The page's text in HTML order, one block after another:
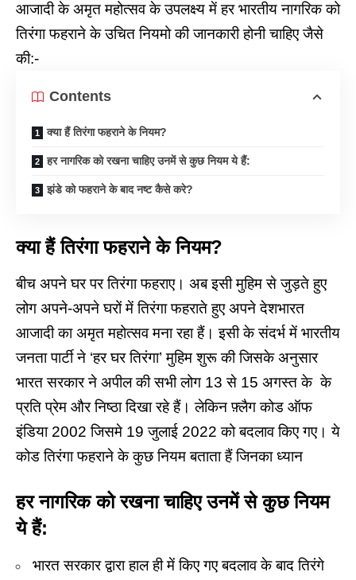
आजादी के अमृत महोत्सव के उपलक्ष्य में हर भारतीय नागरिक को
तिरंगा फहराने के उचित नियमो की जानकारी होनी चाहिए जैसे
की:-
Contents
क्या हैं तिरंगा फहराने के नियम?
हर नागरिक को रखना चाहिए उनमें से कुछ नियम ये हैं:
झंडे को फहराने के बाद नष्ट कैसे करे?
क्या हैं तिरंगा फहराने के नियम?
बीच अपने घर पर तिरंगा फहराए। अब इसी मुहिम से जुड़ते हुए
लोग अपने-अपने घरों में तिरंगा फहराते हुए अपने देशभारत
आजादी का अमृत महोत्सव मना रहा हैं। इसी के संदर्भ में भारतीय
जनता पार्टी ने ‘हर घर तिरंगा’ मुहिम शुरू की जिसके अनुसार
भारत सरकार ने अपील की सभी लोग 13 से 15 अगस्त के के
प्रति प्रेम और निष्ठा दिखा रहे हैं। लेकिन फ़्लैग कोड ऑफ
इंडिया 2002 जिसमे 19 जुलाई 2022 को बदलाव किए गए। ये
कोड तिरंगा फहराने के कुछ नियम बताता हैं जिनका ध्यान
हर नागरिक को रखना चाहिए उनमें से कुछ नियम
ये हैं:
भारत सरकार द्वारा हाल ही में किए गए बदलाव के बाद तिरंगे